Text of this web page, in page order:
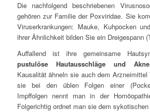
Die nachfolgend beschriebenen
gehören zur Familie der Poxviridae. Sie
Viruserkrankungen: Mauke, Kuhpocken
ihrer Ähnlichkeit bilden Sie ein Dreigespann
Auffallend ist ihre gemeinsame
pustulöse Hautausschläge und
Kausalität ähneln sie auch dem
sie bei den üblen Folgen einer
Impffolgen nennt man in der
Folgerichtig ordnet man sie dem